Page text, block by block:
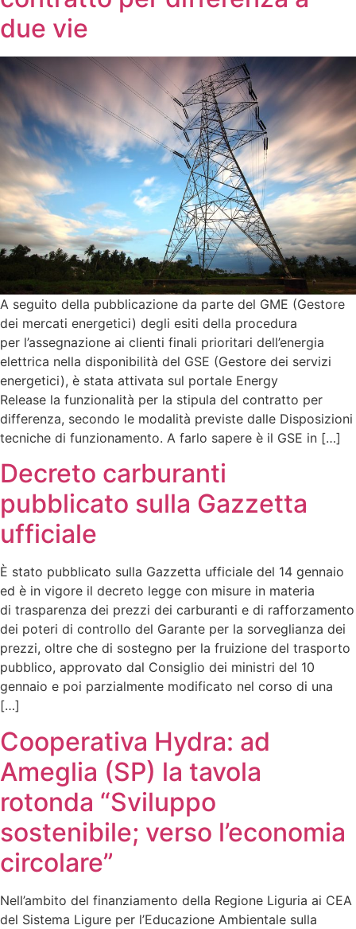
due vie
A seguito della pubblicazione da parte del GME (Gestore
dei mercati energetici) degli esiti della procedura
per l’assegnazione ai clienti finali prioritari dell’energia
elettrica nella disponibilità del GSE (Gestore dei servizi
energetici), è stata attivata sul portale Energy
Release la funzionalità per la stipula del contratto per
differenza, secondo le modalità previste dalle Disposizioni
tecniche di funzionamento. A farlo sapere è il GSE in […]
Decreto carburanti
pubblicato sulla Gazzetta
ufficiale
È stato pubblicato sulla Gazzetta ufficiale del 14 gennaio
ed è in vigore il decreto legge con misure in materia
di trasparenza dei prezzi dei carburanti e di rafforzamento
dei poteri di controllo del Garante per la sorveglianza dei
prezzi, oltre che di sostegno per la fruizione del trasporto
pubblico, approvato dal Consiglio dei ministri del 10
gennaio e poi parzialmente modificato nel corso di una
[…]
Cooperativa Hydra: ad
Ameglia (SP) la tavola
rotonda “Sviluppo
sostenibile; verso l’economia
circolare”
Nell’ambito del finanziamento della Regione Liguria ai CEA
del Sistema Ligure per l’Educazione Ambientale sulla